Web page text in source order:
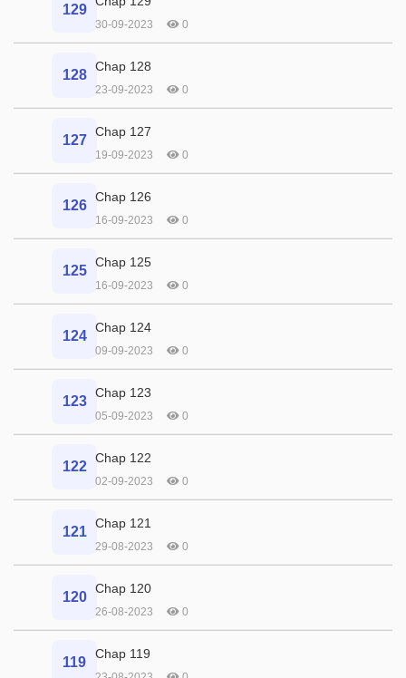
129
30-09-2023 0
128
Chap 128
23-09-2023 0
127
Chap 127
19-09-2023 0
126
Chap 126
16-09-2023 0
125
Chap 125
16-09-2023 0
124
Chap 124
09-09-2023 0
123
Chap 123
05-09-2023 0
122
Chap 122
02-09-2023 0
121
Chap 121
29-08-2023 0
120
Chap 120
26-08-2023 0
119
Chap 119